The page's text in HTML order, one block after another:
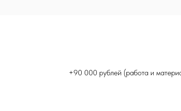
+90 000 рублей (работа и